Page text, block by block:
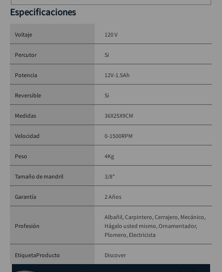
Especificaciones
Voltaje 120 V
Percutor Si
Potencia 12V-1.5Ah
Reversible Si
Medidas 36X25X9CM
Velocidad 0-1500RPM
Peso 4Kg
Tamaño de mandril 3/8"
Garantía 2 Años
Profesión
Albañil Carpintero Cerrajero Mecánico
Hágalo usted mismo Ornamentador
Plomero Electricista
EtiquetaProducto Discover